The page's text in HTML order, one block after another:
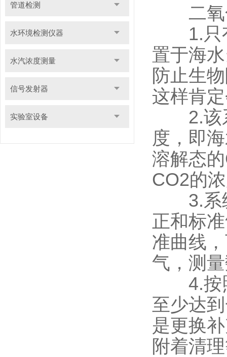
管道检测
水环境检测仪器
水汽浓度测量
信号发射器
实验室设备
二氧
1.只有
置于海
防止生
这样肯
2.该系
度，即
溶解态
CO2的
3.系统
正和标
准曲线
气，测
4.按照
至少达
是更换
附着清